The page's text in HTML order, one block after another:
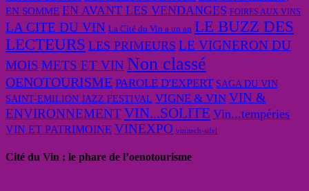
EN SOMME EN AVANT LES VENDANGES FOIRES AUX VINS
LA CITE DU VIN La Cité du Vin a un an LE BUZZ DES
LECTEURS LES PRIMEURS LE VIGNERON DU
MOIS METS ET VIN Non classé
OENOTOURISME PAROLE D'EXPERT SAGA DU VIN
SAINT-EMILION JAZZ FESTIVAL VIGNE & VIN VIN &
ENVIRONNEMENTVIN...SOLITE Vin...tempéries
VIN ET PATRIMOINE VINEXPO vinitech-sifel
Cité du Vin : le phare de l’oenotourisme